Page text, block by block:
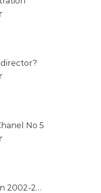
No 5
Kolla! på affischen 2002-2012